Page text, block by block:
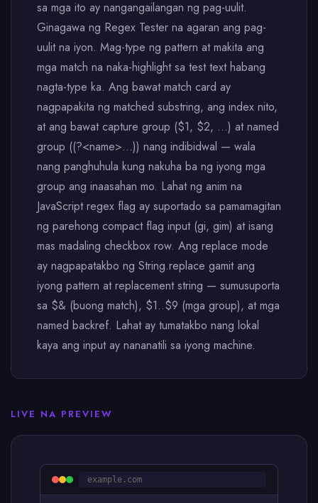
sa mga ito ay nangangailangan ng pag-uulit.
Ginagawa ng Regex Tester na agaran ang pag-
uulit na iyon. Mag-type ng pattern at makita ang
mga match na naka-highlight sa test text habang
nagta-type ka. Ang bawat match card ay
nagpapakita ng matched substring, ang index nito,
at ang bawat capture group ($1, $2, ...) at named
group ((?<name>...)) nang indibidwal — wala
nang panghuhula kung nakuha ba ng iyong mga
group ang inaasahan mo. Lahat ng anim na
JavaScript regex flag ay suportado sa pamamagitan
ng parehong compact flag input (gi, gim) at isang
mas madaling checkbox row. Ang replace mode
ay nagpapatakbo ng String.replace gamit ang
iyong pattern at replacement string — sumusuporta
sa $& (buong match), $1..$9 (mga group), at mga
named backref. Lahat ay tumatakbo nang lokal
kaya ang input ay nananatili sa iyong machine.
LIVE NA PREVIEW
example.com